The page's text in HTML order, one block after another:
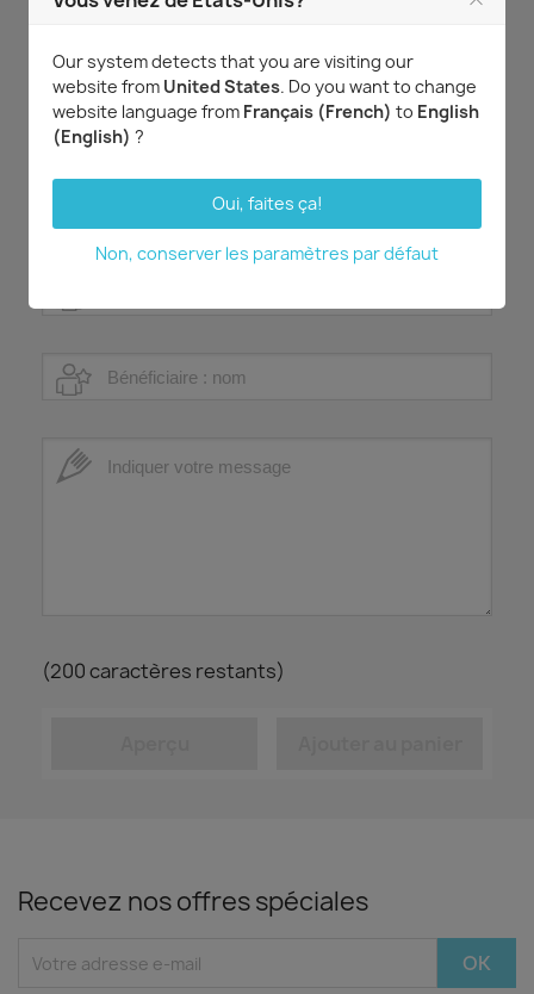
3Information de la carte cadeau
Montant
(200caractères restants)
Recevez nos offres spéciales
Our system detects that you are visiting our
website from United States. Do you want to change
website language from Français (French) to English
(English) ?
Oui, faites ça!
Non, conserver les paramètres par défaut